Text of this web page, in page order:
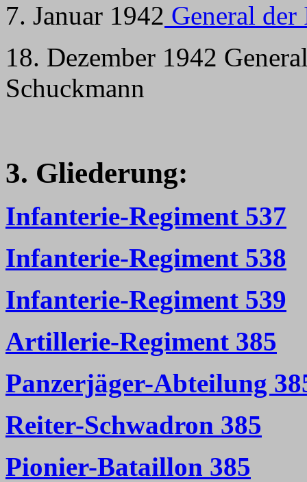
7. Januar 1942 General
18. Dezember 1942
Schuckmann
3. Gliederung:
Infanterie-Regiment 537
Infanterie-Regiment 538
Infanterie-Regiment 539
Artillerie-Regiment 385
Panzerjäger-Abteilung
Reiter-Schwadron 385
Pionier-Bataillon 385